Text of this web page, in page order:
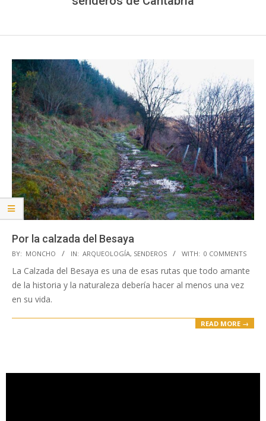
Por la calzada del Besaya
2018-
12-
02
BY: MONCHO IN: ARQUEOLOGÍA, SENDEROS WITH: 0 COMMENTS
La Calzada del Besaya es una de esas rutas que todo amante
de la historia y la naturaleza debería hacer al menos una vez
en su vida.
READ MORE →